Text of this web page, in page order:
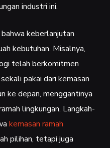
industri ini.
keberlanjutan
kebutuhan. Misalnya,
telah berkomitmen
pakai dari kemasan
ke depan, menggantinya
lingkungan. Langkah-
kemasan ramah
pilihan, tetapi juga